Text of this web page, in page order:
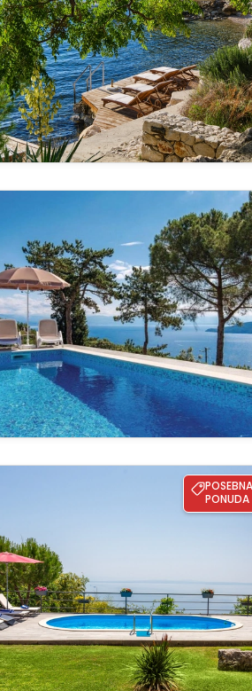
cijelu
cijelu
Lori pool&pet friendly- Opatija
POSEBNA
PONUDA
cijelu